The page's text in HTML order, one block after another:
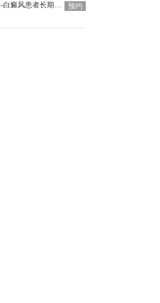
云南治疗白斑医院哪家好-白癜风患者长期待在室内有什么影响 预约